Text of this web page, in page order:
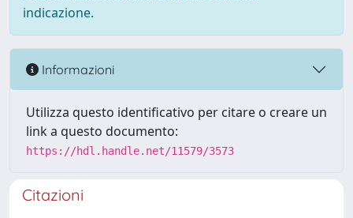
indicazione.
Informazioni
Utilizza questo identificativo per citare o creare un
link a questo documento:
https://hdl.handle.net/11579/3573
Citazioni